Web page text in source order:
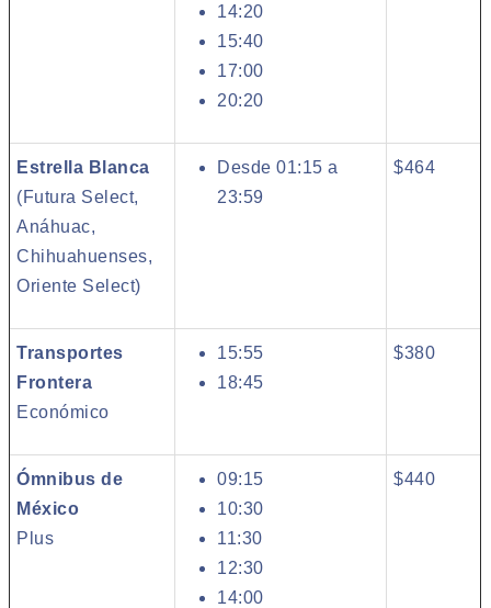
14:20
15:40
17:00
20:20
Estrella Blanca
(Futura Select,
Anáhuac,
Chihuahuenses,
Oriente Select)
Desde 01:15 a
23:59
$464
Transportes
Frontera
Económico
15:55
18:45
$380
Ómnibus de
México
Plus
09:15
10:30
11:30
12:30
14:00
$440